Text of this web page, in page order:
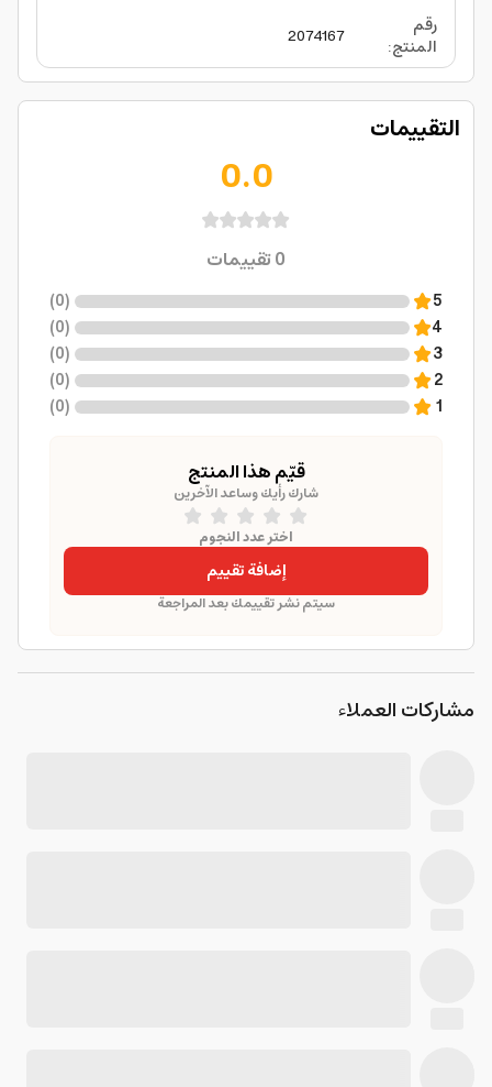
رقم
المنتج:
2074167
التقييمات
0.0
0تقييمات
5
(
0
)
4
(
0
)
3
(
0
)
2
(
0
)
1
(
0
)
قيّم هذا المنتج
شارك رأيك وساعد الآخرين
اختر عدد النجوم
إضافة تقييم
سيتم نشر تقييمك بعد المراجعة
مشاركات العملاء